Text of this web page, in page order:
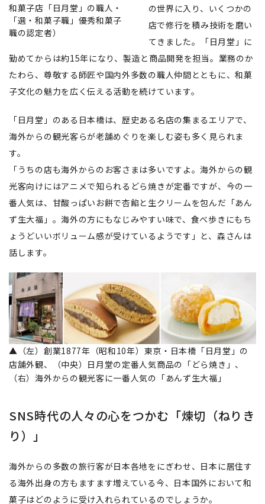
和菓子店「日月堂」の職人・
「選・和菓子職」優秀和菓子
職の認定者）
の世界に入り、いくつかの
店で修行を積み技術を磨い
てきました。「日月堂」に
勤めてからは約15年になり、製造と商品開発を担当。業務のか
たわら、尊敬する師匠や国内外多数の職人仲間とともに、和菓
子文化の魅力を広く伝える活動を続けています。
「日月堂」のある日本橋は、歴史ある名店の集まるエリアで、
海外からの観光客らが老舗めぐりを楽しむ姿も多く見られま
す。
「うちの店も海外からのお客さまは多いですよ。海外からの観
光客向けにはアニメで知られるどら焼きが定番ですが、今の一
番人気は、甘酸っぱいお餅で杏餡と生クリームを包んだ「あん
ず生大福」。海外の方にもなじみやすい味で、食べ歩きにもち
ょうどいいボリューム感が受けているようです」と、森さんは
話します。
▲（左）創業1877年（昭和10年）東京・日本橋「日月堂」の
店舗外観、（中央）日月堂の定番人気商品の「どら焼き」、
（右）海外からの観光客に一番人気の「あんず生大福」
SNS時代の人々の心をつかむ「煉切（ねりき
り）」
海外からの多数の旅行客が日本各地をにぎわせ、日本に居住す
る海外出身の方もますます増えている今、日本国外において和
菓子はどのように受け入れられているのでしょうか。